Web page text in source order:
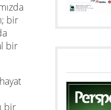
bir
bir
bir